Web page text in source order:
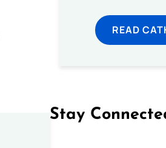
READ
Stay